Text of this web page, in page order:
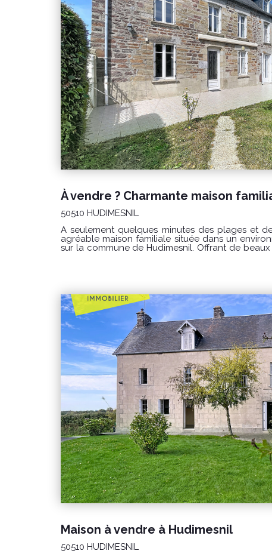
50510 HUDIMESNIL
À seulement quelques minutes des plages et
agréable maison familiale située dans un
sur la commune de Hudimesnil. Offrant de beaux volumes et un agencement
insert, idéale pour partager des moments
pratique, un séjour lumineux avec
atmosphère chaleureuse, un WC indépendant. À l'étage : Quatre
chambres, Deux chambres bénéficiant
Un dégagement, un WC indépendant. À l'extérieur, vous profiterez d'un
garage attenant ainsi que d'un ancien gîte
possibilités : maison d'amis, location
espace de loisirs. Les atouts de cette propriété Environnement paisible et
recherché. Quatre chambres, dont deux avec
indépendant offrant un beau potentiel.
en vigueur, un véritable atout pour votre tranquillité. Classe energie : E
Classe climat : C (12) Logement à consommation énergétique excessive :
standard : entre 2770€ et 3780 € / an Date de référence des prix de l'énergie
utilisés pour établir cette estimation : 01/01/2023" Les informations
risques auxquels ce bien est exposé sont
www.georisques.gouv.fr CONDITIONS : Prix : 189 000 € Honoraire charge
vendeur REF : 10771SR Pour visiter contacter
Simon Regnault au 06 14 87 59 85
Maison à vendre à Hudimesnil
50510 HUDIMESNIL